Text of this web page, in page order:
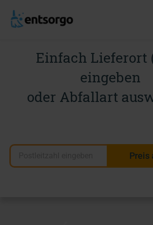
Einfach Lieferort
eingeben
oder Abfallart
Preis